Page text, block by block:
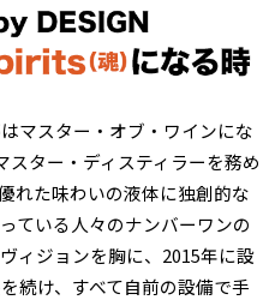
マスター・オブ・ワインにな
スター・ディスティラーを務め
れた味わいの液体に独創的な
ている人々のナンバーワンの
ィジョンを胸に、2015年に設
続け、すべて自前の設備で手